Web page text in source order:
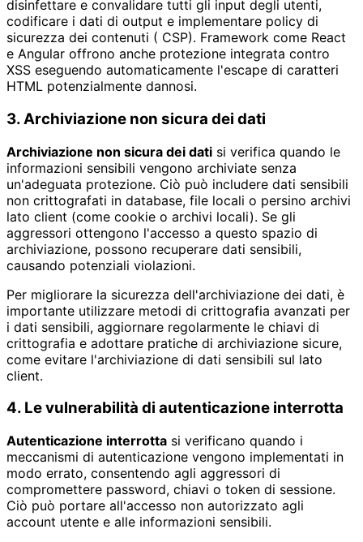
disinfettare e convalidare tutti gli input degli utenti,
codificare i dati di output e implementare policy di
sicurezza dei contenuti ( CSP). Framework come React
e Angular offrono anche protezione integrata contro
XSS eseguendo automaticamente l'escape di caratteri
HTML potenzialmente dannosi.
3. Archiviazione non sicura dei dati
Archiviazione non sicura dei dati si verifica quando le
informazioni sensibili vengono archiviate senza
un'adeguata protezione. Ciò può includere dati sensibili
non crittografati in database, file locali o persino archivi
lato client (come cookie o archivi locali). Se gli
aggressori ottengono l'accesso a questo spazio di
archiviazione, possono recuperare dati sensibili,
causando potenziali violazioni.
Per migliorare la sicurezza dell'archiviazione dei dati, è
importante utilizzare metodi di crittografia avanzati per
i dati sensibili, aggiornare regolarmente le chiavi di
crittografia e adottare pratiche di archiviazione sicure,
come evitare l'archiviazione di dati sensibili sul lato
client.
4. Le vulnerabilità di autenticazione interrotta
Autenticazione interrotta si verificano quando i
meccanismi di autenticazione vengono implementati in
modo errato, consentendo agli aggressori di
compromettere password, chiavi o token di sessione.
Ciò può portare all'accesso non autorizzato agli
account utente e alle informazioni sensibili.